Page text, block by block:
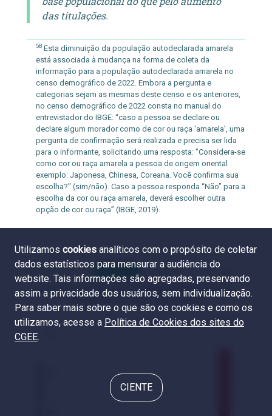
das titulações.
58 Esta diminuição da população autodeclarada amarela
está associada à mudança na forma de coleta da
informação para a população autodeclarada amarela no
censo demográfico de 2022. Embora a pergunta e
categorias sejam as mesmas deste censo e os anteriores,
no censo demográfico de 2022 consta no manual do
entrevistador do IBGE: “caso a pessoa se declare ou
declare algum morador como de cor ou raça ‘amarela’, uma
pergunta de confirmação será realizada e precisa ser lida
para o informante, solicitando uma resposta: "Considera-se
como cor ou raça amarela a pessoa de origem oriental
exemplo: Japonesa, Chinesa, Coreana. Você confirma sua
escolha?" (sim/não). Caso a pessoa responda “Não” para a
escolha da cor ou raça amarela, deverá escolher outra
opção de cor ou raça” (IBGE, 2019).
Gráfico 8.1.4 Mestres Doutores
Número de títulos por 100 mil habitantes no Brasil,
segundo cor ou raça*, 2010 e 2021
Utilizamos cookies analíticos com o propósito de coletar
dados estatísticos para mensurar a audiência do
website. Tais informações são agregadas, preservando
assim a privacidade dos usuários, sem individualização.
Para saber mais sobre o que são os cookies e como os
utilizamos, acesse a Política de Cookies dos sites do
CGEE.
CIENTE